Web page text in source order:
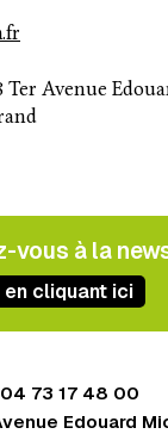
Ter Avenue
vous à la
en cliquant ici
04 73 17 48 00
Edouard